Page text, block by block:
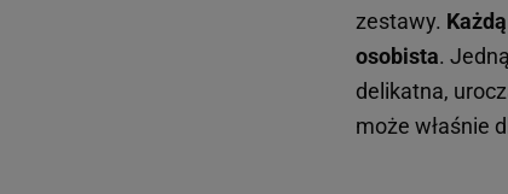
zestawy.
osobista.
delikatna,
może właśnie